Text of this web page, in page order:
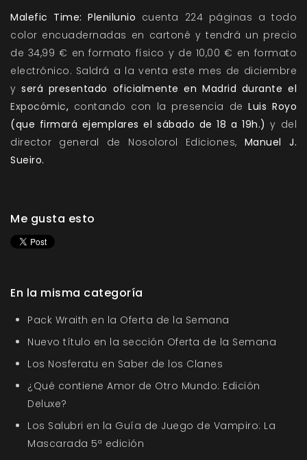
Malefic Time: Plenilunio cuenta 224 páginas a todo
color encuadernadas en cartoné y tendrá un precio
de 34,99 € en formato físico y de 10,00 € en formato
electrónico. Saldrá a la venta este mes de diciembre
yserá presentado oficialmente en Madrid durante el
Expocómic, contando con la presencia deLuis Royo
(que firmará ejemplares el sábado de 18 a 19h.)y del
director general de Nosolorol Ediciones, Manuel J.
Sueiro.
Me gusta esto
En la misma categoría
Pack Wraith en la Oferta de la Semana
Nuevo título en la sección Oferta de la Semana
Los Nosferatu en Saber de los Clanes
¿Qué contiene Amor de Otro Mundo: Edición
Deluxe?
Los Salubri en la Guía de Juego de Vampiro: La
Mascarada 5ª edición